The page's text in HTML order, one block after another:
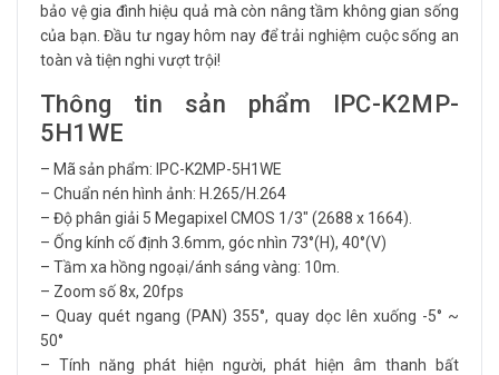
bảo vệ gia đình hiệu quả mà còn nâng tầm không gian sống
của bạn. Đầu tư ngay hôm nay để trải nghiệm cuộc sống an
toàn và tiện nghi vượt trội!
Thông tin sản phẩm IPC-K2MP-
5H1WE
– Mã sản phẩm: IPC-K2MP-5H1WE
– Chuẩn nén hình ảnh: H.265/H.264
– Độ phân giải 5 Megapixel CMOS 1/3″ (2688 x 1664).
– Ống kính cố định 3.6mm, góc nhìn 73°(H), 40°(V)
– Tầm xa hồng ngoại/ánh sáng vàng: 10m.
– Zoom số 8x, 20fps
– Quay quét ngang (PAN) 355°, quay dọc lên xuống -5° ~
50°
– Tính năng phát hiện người, phát hiện âm thanh bất